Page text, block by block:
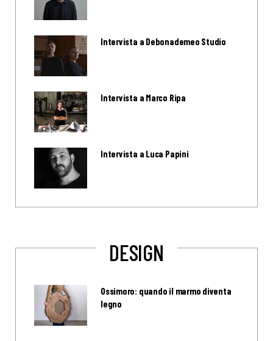
Intervista a Debonademeo Studio
Intervista a Marco Ripa
Intervista a Luca Papini
DESIGN
Ossimoro: quando il marmo diventa
legno